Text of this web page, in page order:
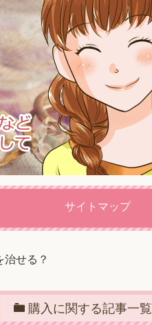
サイトマップ
治せる？
購入に関する記事一覧